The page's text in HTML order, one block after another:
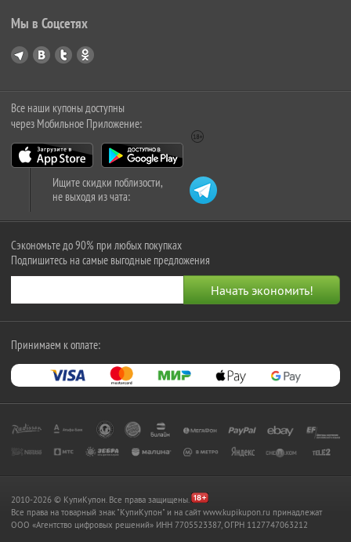
Мы в Соцсетях
Все наши купоны доступны
через Мобильное Приложение:
Ищите скидки поблизости,
не выходя из чата:
Сэкономьте до 90% при любых покупках
Подпишитесь на самые выгодные предложения
Принимаем к оплате:
2010-2026 © КупиКупон. Все права защищены.
Все права на товарный знак "КупиКупон" и на сайт www.kupikupon.ru принадлежат
OOO «Агентство цифровых решений» ИНН 7705523387, ОГРН 1127747063212